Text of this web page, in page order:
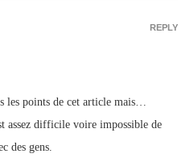
les points de cet article mais…
assez difficile voire impossible de
des gens.
REPLY